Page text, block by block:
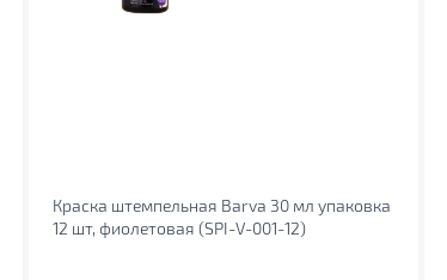
Краска штемпельная Barva 30 мл упаковка
12 шт, фиолетовая (SPI-V-001-12)